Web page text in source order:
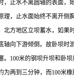
，止水不离圆轴的表面，
理，止水面始终不离开侧
北方地区立坝蓄水，如果
轴向下游倾倒。故卧坝时
100米的钢坝升坝和卧
为两到三分钟，而100米橡